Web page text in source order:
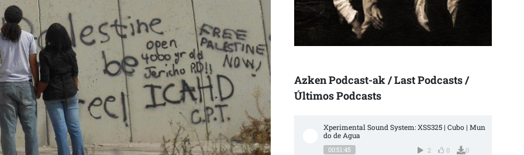
Azken Podcast-ak / Last Podcasts /
Últimos Podcasts
Xperimental Sound System: XSS325 | Cubo | Mun
do de Agua
00:51:45 2 0 0